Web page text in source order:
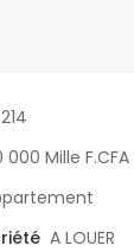
000 Mille F.CFA
A LOUER